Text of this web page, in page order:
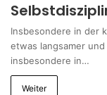
Insbesondere in der
etwas langsamer
insbesondere in…
Weiter